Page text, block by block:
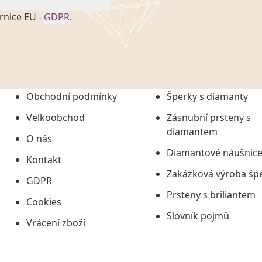
EU - GDPR.
č. 101/2000 Sb. v
uchováním veškerých
údajů či jako jeho
informací, nejdéle
Obchodní podmínky
Velkoobchod
O nás
Kontakt
GDPR
Cookies
Vrácení zboží
Šperky s diamanty
Zásnubní prsteny s
diamantem
Diamantové náušnice
Zakázková výroba
Prsteny s briliantem
Slovník pojmů